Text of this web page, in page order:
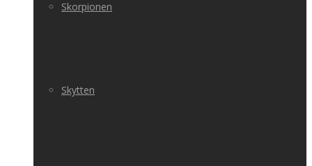
Skorpionen
Skytten